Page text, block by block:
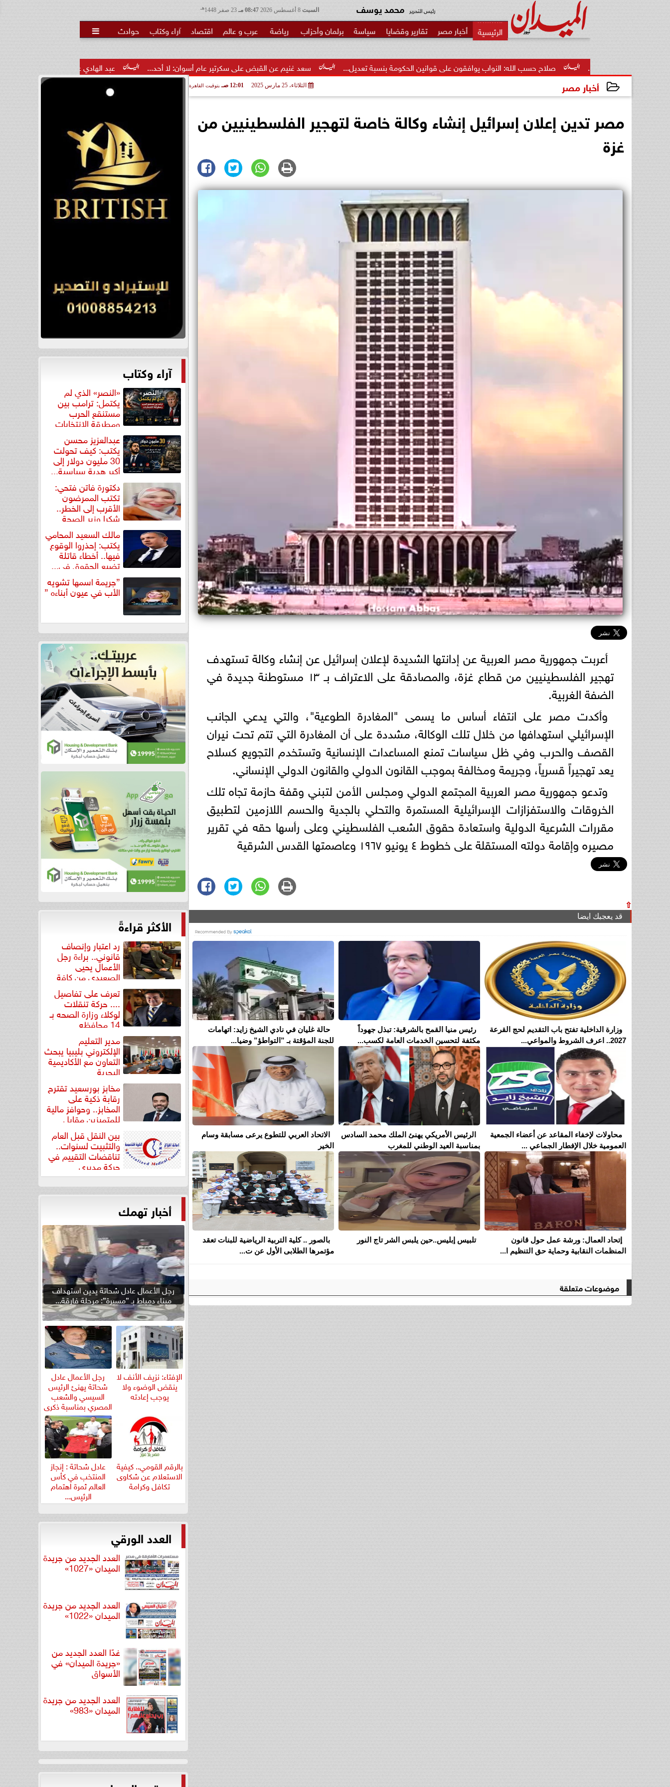
السبت 08:47 مـ هـ رئيس التحرير محمد يوسف
أخبار مصر تقارير وقضايا سياسة برلمان وأحزاب رياضة عرب و عالم اقتصاد آراء وكتاب حوادث 
عبد الهادي عباس: مواجهة التلاعب بالوعي واجب وطني.. سعد غنيم عن القبض على سكرتير عام أسوان: لا أحد... صلاح حسب الله: النواب يوافقون على قوانين الحكومة بنسبة تعديل...
أخبار مصر الثلاثاء، 25 مارس 2025 12:01 صـ بتوقيت القاهرة
مصر تدين إعلان إسرائيل إنشاء وكالة خاصة لتهجير الفلسطينيين من
غزة
أعربت جمهورية مصر العربية عن إدانتها الشديدة لإعلان إسرائيل عن إنشاء وكالة تستهدف
تهجير الفلسطينيين من قطاع غزة، والمصادقة على الاعتراف بـ ۱۳ مستوطنة جديدة في
الضفة الغربية.
وأكدت مصر على انتفاء أساس ما يسمى "المغادرة الطوعية"، والتي يدعي الجانب
الإسرائيلي استهدافها من خلال تلك الوكالة، مشددة على أن المغادرة التي تتم تحت نيران
القصف والحرب وفي ظل سياسات تمنع المساعدات الإنسانية وتستخدم التجويع كسلاح
يعد تهجيراً قسرياً، وجريمة ومخالفة بموجب القانون الدولي والقانون الدولي الإنساني.
وتدعو جمهورية مصر العربية المجتمع الدولي ومجلس الأمن لتبني وقفة حازمة تجاه تلك
الخروقات والاستفزازات الإسرائيلية المستمرة والتحلي بالجدية والحسم اللازمين لتطبيق
مقررات الشرعية الدولية واستعادة حقوق الشعب الفلسطيني وعلى رأسها حقه في تقرير
مصيره وإقامة دولته المستقلة على خطوط ٤ يونيو ١٩٦٧ وعاصمتها القدس الشرقية
⇧
قد يعجبك ايضا
وزارة الداخلية تفتح باب التقديم لحج القرعة
2027.. اعرف الشروط والمواعي...
رئيس منيا القمح بالشرقية: تبذل جهوداً
مكثفة لتحسين الخدمات العامة لكسب...
حالة غليان في نادي الشيخ زايد: اتهامات
للجنة المؤقتة بـ ”التواطؤ” وضيا...
محاولات لإخفاء المقاعد عن أعضاء الجمعية
العمومية خلال الإفطار الجماعي ...
الرئيس الأمريكي يهنئ الملك محمد السادس
بمناسبة العيد الوطني للمغرب
الاتحاد العربي للتطوع يرعى مسابقة وسام
الخير
إتحاد العمال: ورشة عمل حول قانون
المنظمات النقابية وحماية حق التنظيم ا...
تلبيس إبليس..حين يلبس الشر تاج النور
بالصور .. كلية التربية الرياضية للبنات تعقد
مؤتمرها الطلابى الأول عن ت...
موضوعات متعلقة
آراء وكتاب
«النصر» الذي لم
يكتمل: ترامب بين
مستنقع الحرب
ومطرقة الانتخابات
عبدالعزيز محسن
يكتب: كيف تحولت
30 مليون دولار إلى
أكبر هدية سياسية...
دكتورة فاتن فتحي:
تكتب الممرضون
الأقرب إلى الخطر..
شكرا وزير الصحة
لتكريم... مالك السعيد المحامي
يكتب: إحذروا الوقوع
فيها.. أخطاء قاتلة
تضيع الحقوق في...
”جريمة اسمها تشويه
الأب في عيون أبناءه ”
الأكثر قراءةً
رد اعتبار وإنصاف
قانوني.. براءة رجل
الأعمال يحيى
الصعيدي من كافة
التهم... تعرف على تفاصيل
.... حركة تنقلات
لوكلاء وزارة الصحه بـ
14 محافظه
مدير التعليم
الإلكتروني بليبيا يبحث
التعاون مع الأكاديمية
البحرية
مخابز بورسعيد تقترح
رقابة ذكية على
المخابز.. وحوافز مالية
للمتميزين مقابل
بين النقل قبل العام
والتثبيت لسنوات..
تناقضات التقييم في
حركة مديري
”مستشفيات...
أخبار تهمك
رجل الأعمال عادل شحاتة يدين استهداف
ميناء دمياط بـ ”مسيرة”: مرحلة فارقة...
الإفتاء: نزيف الأنف لا
ينقض الوضوء ولا
يوجب إعادته
رجل الأعمال عادل
شحاتة يهنئ الرئيس
السيسي والشعب
المصري بمناسبة ذكرى
ثورة...
بالرقم القومي.. كيفية
الاستعلام عن شكاوى
تكافل وكرامة
عادل شحاتة : إنجاز
المنتخب في كأس
العالم ثمرة اهتمام
الرئيس...
العدد الورقي
العدد الجديد من جريدة
الميدان «1027»
العدد الجديد من جريدة
الميدان «1022»
غدًا العدد الجديد من
«جريدة الميدان» في
الأسواق
العدد الجديد من جريدة
الميدان «983»